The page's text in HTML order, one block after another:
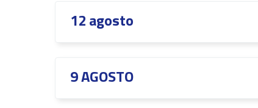
12 agosto
9 AGOSTO